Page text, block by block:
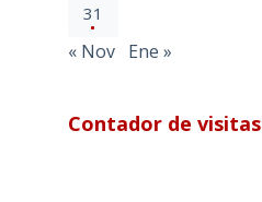
31
« Nov Ene »
Contador de visitas